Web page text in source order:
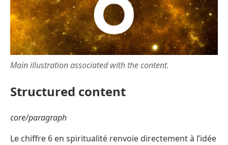
Main illustration associated with the content.
Structured content
core/paragraph
Le chiffre 6 en spiritualité renvoie directement à l’idée